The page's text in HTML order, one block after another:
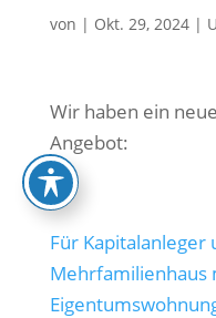
von | Okt. 29, 2024|
Wir haben ein
Angebot:
Für
Mehrfamilienhaus